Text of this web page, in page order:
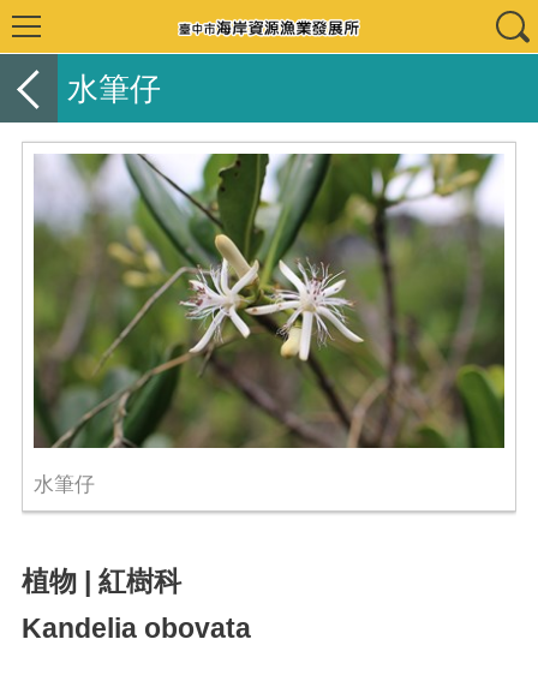
水筆仔
水筆仔
植物 | 紅樹科
Kandelia obovata